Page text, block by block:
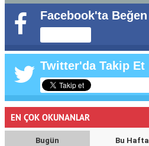
Facebook'ta Beğen
Twitter'da Takip Et
EN ÇOK OKUNANLAR
Bugün Bu Hafta